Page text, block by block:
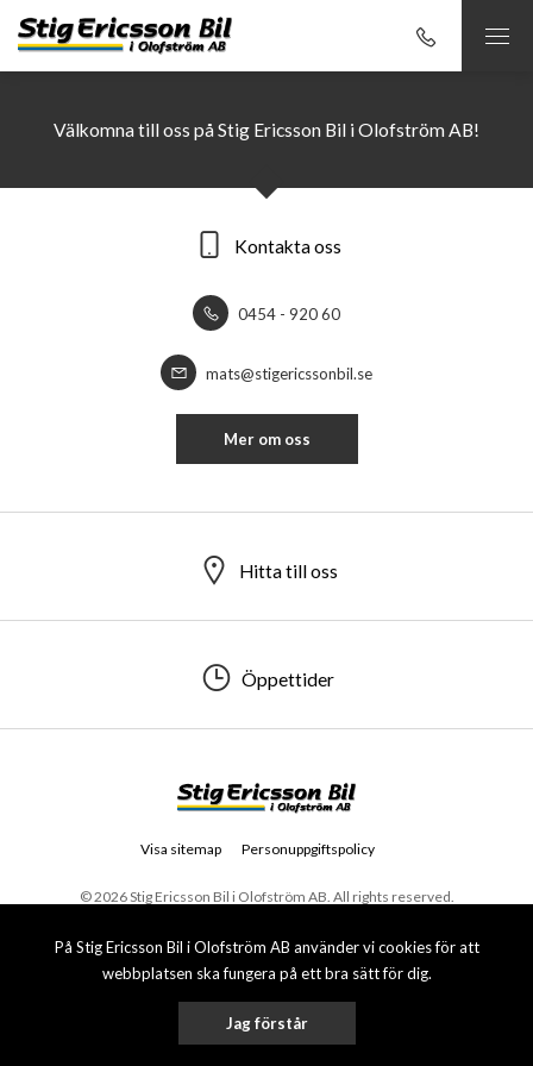
På Stig Ericsson Bil i Olofström AB använder vi cookies för att
webbplatsen ska fungera på ett bra sätt för dig.
Jag förstår
Välkomna till oss på Stig Ericsson Bil i Olofström AB!
Kontakta oss
0454 - 920 60
mats@stigericssonbil.se
Mer om oss
Hitta till oss
Öppettider
© 2026 Stig Ericsson Bil i Olofström AB. All rights reserved.
Visa sitemap Personuppgiftspolicy